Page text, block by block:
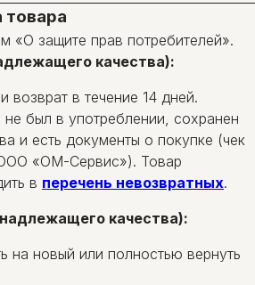
товара
«О защите прав потребителей».
качества):
возврат в течение 14 дней.
не был в употреблении, сохранен
и есть документы о покупке (чек
«ОМ-Сервис»). Товар
в перечень невозвратных.
качества):
на новый или полностью вернуть